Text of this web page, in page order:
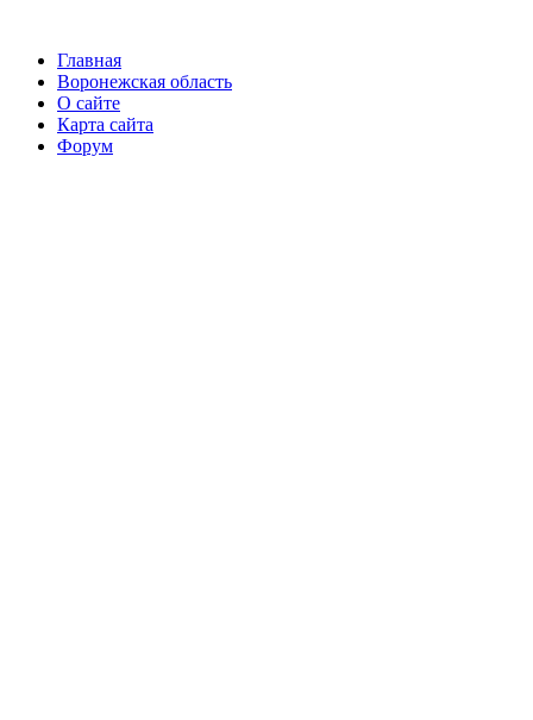
Главная
Воронежская область
О сайте
Карта сайта
Форум